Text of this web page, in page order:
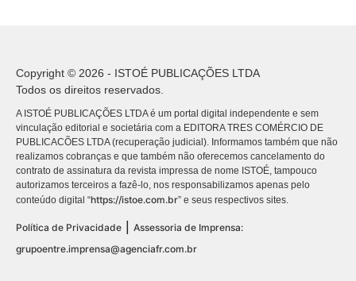
Copyright © 2026 - ISTOÉ PUBLICAÇÕES LTDA
Todos os direitos reservados.
A ISTOÉ PUBLICAÇÕES LTDA é um portal digital independente e sem
vinculação editorial e societária com a EDITORA TRES COMÉRCIO DE
PUBLICACÕES LTDA (recuperação judicial). Informamos também que não
realizamos cobranças e que também não oferecemos cancelamento do
contrato de assinatura da revista impressa de nome ISTOÉ, tampouco
autorizamos terceiros a fazê-lo, nos responsabilizamos apenas pelo
conteúdo digital “https://istoe.com.br” e seus respectivos sites.
Política de Privacidade
Assessoria de Imprensa:
grupoentre.imprensa@agenciafr.com.br